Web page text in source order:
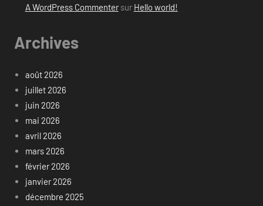
A WordPress Commentersur Hello world!
Archives
août 2026
juillet 2026
juin 2026
mai 2026
avril 2026
mars 2026
février 2026
janvier 2026
décembre 2025